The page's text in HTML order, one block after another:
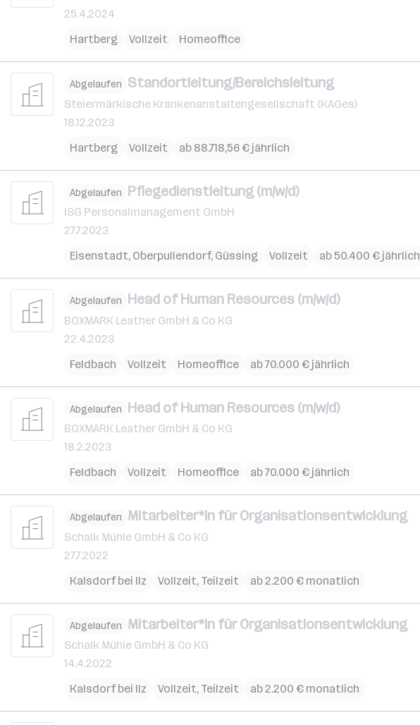
25.4.2024
Hartberg
Vollzeit Homeoffice
Abgelaufen Standortleitung/Bereichsleitung
Steiermärkische Krankenanstaltengesellschaft (KAGes)
18.12.2023
Hartberg
Vollzeit ab 88.718,56 € jährlich
Abgelaufen Pflegedienstleitung (m/w/d)
ISG Personalmanagement GmbH
27.7.2023
Eisenstadt, Oberpullendorf, Güssing Vollzeit ab 50.400 € jährlich
Abgelaufen Head of Human Resources (m/w/d)
BOXMARK Leather GmbH & Co KG
22.4.2023
Feldbach
Vollzeit Homeoffice ab 70.000 € jährlich
Abgelaufen Head of Human Resources (m/w/d)
BOXMARK Leather GmbH & Co KG
18.2.2023
Feldbach
Vollzeit Homeoffice ab 70.000 € jährlich
Abgelaufen Mitarbeiter*in für Organisationsentwicklung
Schalk Mühle GmbH & Co KG
27.7.2022
Kalsdorf bei Ilz
Vollzeit, Teilzeit ab 2.200 € monatlich
Abgelaufen Mitarbeiter*in für Organisationsentwicklung
Schalk Mühle GmbH & Co KG
14.4.2022
Kalsdorf bei Ilz
Vollzeit, Teilzeit ab 2.200 € monatlich